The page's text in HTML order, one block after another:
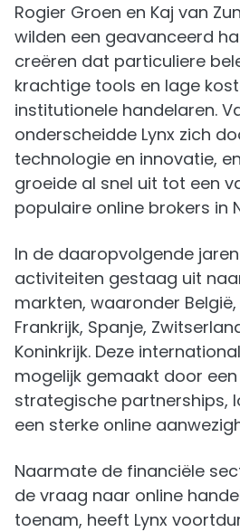
Rogier Groen en Kaj van
wilden een geavanceerd
creëren dat particuliere
krachtige tools en lage
institutionele handelaren.
onderscheidde Lynx zich
technologie en innovatie,
groeide al snel uit tot een
populaire online brokers in
In de daaropvolgende
activiteiten gestaag uit
markten, waaronder België,
Frankrijk, Spanje,
Koninkrijk. Deze
mogelijk gemaakt door
strategische partnerships,
een sterke online
Naarmate de financiële
de vraag naar online
toenam, heeft Lynx